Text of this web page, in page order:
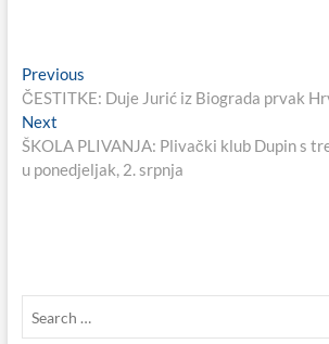
Navigacija
objava
PreviousPrevious
post:
ČESTITKE: Duje Jurić iz Biograda prvak
NextNext
post:
ŠKOLA PLIVANJA: Plivački klub Dupin s
u ponedjeljak, 2. srpnja